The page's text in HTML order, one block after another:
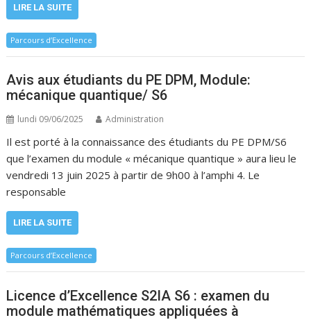
LIRE LA SUITE
Parcours d’Excellence
Avis aux étudiants du PE DPM, Module:
mécanique quantique/ S6
lundi 09/06/2025 Administration
Il est porté à la connaissance des étudiants du PE DPM/S6
que l’examen du module « mécanique quantique » aura lieu le
vendredi 13 juin 2025 à partir de 9h00 à l’amphi 4. Le
responsable
LIRE LA SUITE
Parcours d’Excellence
Licence d’Excellence S2IA S6 : examen du
module mathématiques appliquées à